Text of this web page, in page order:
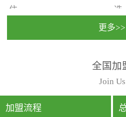
住...
动，人类长时间停留的室
内空间都有整体消毒的需
要。因为空间内人流携带
的、空气...
选...
行
法
测
更多>>
全国加
Join Us
加盟流程